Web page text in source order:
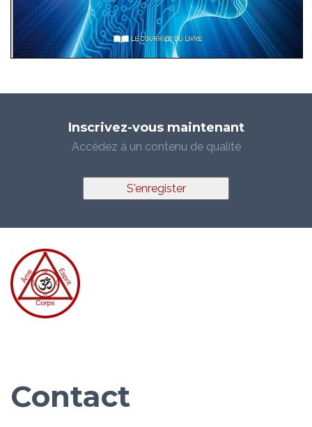
Inscrivez-vous maintenant
Accédez à un contenu de qualité
S'enregister
Contact